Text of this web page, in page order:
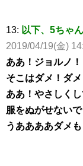
13: 以下、5ちゃ
2019/04/19(金)
ああ！ジョルノ
そこはダメ！ダ
ああ！やさしくし
服をぬがせない
うああああダメ